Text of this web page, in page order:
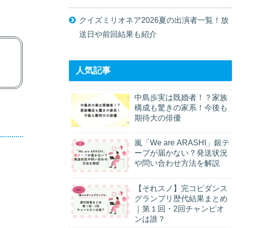
クイズミリオネア2026夏の出演者一覧！放
送日や前回結果も紹介
人気記事
中島歩実は既婚者！？家族
構成も驚きの家系！今後も
期待大の俳優
嵐「We are ARASHI」銀テ
ープが届かない？発送状況
や問い合わせ方法を解説
【それスノ】完コピダンス
グランプリ歴代結果まとめ
｜第１回・2回チャンピオ
ンは誰？